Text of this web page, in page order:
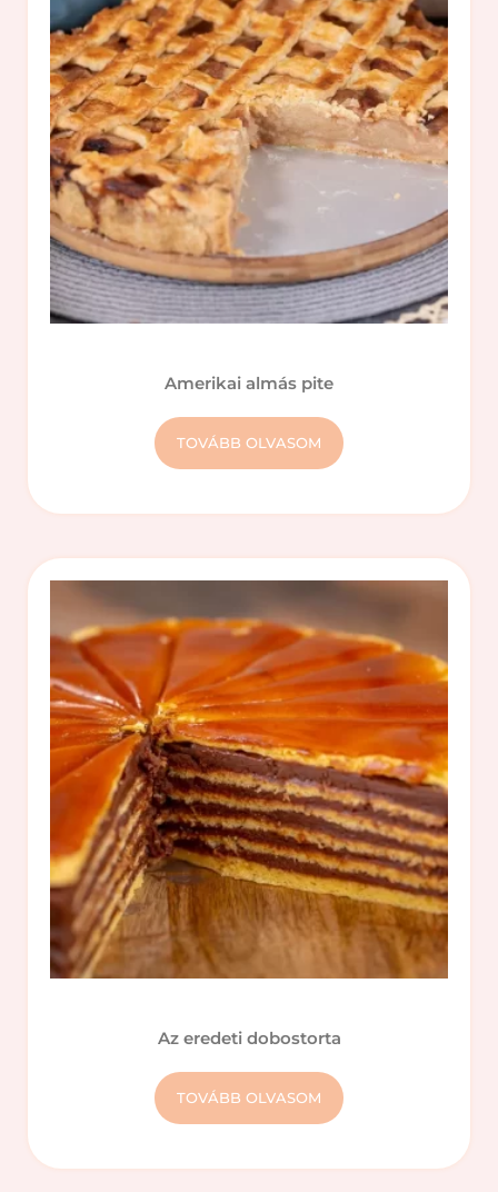
Amerikai almás pite
TOVÁBB OLVASOM
Az eredeti dobostorta
TOVÁBB OLVASOM